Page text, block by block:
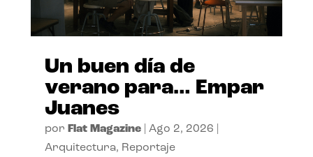
Un buen día de
verano para… Empar
Juanes
por Flat Magazine| Ago 2, 2026
Arquitectura, Reportaje